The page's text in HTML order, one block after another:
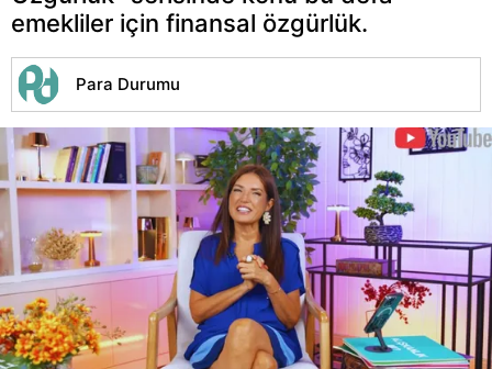
emekliler için finansal özgürlük.
Para Durumu